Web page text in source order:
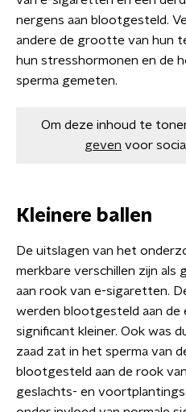
nergens aan blootgesteld.
andere de grootte van hun
hun stresshormonen en de
sperma gemeten.
Om deze inhoud te
geven voor
Kleinere ballen
De uitslagen van het
merkbare verschillen zijn
aan rook van e-sigaretten.
werden blootgesteld aan
significant kleiner. Ook was
zaad zat in het sperma van
blootgesteld aan de rook
geslachts- en